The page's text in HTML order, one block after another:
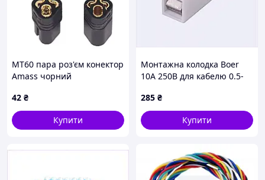
MT60 пара роз'єм конектор
Amass чорний
42 ₴
Купити
Монтажна колодка Boer
10А 250В для кабелю 0.5-
285 ₴
Купити